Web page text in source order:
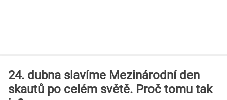
24. dubna slavíme Mezinárodní den
skautů po celém světě. Proč tomu tak